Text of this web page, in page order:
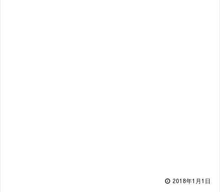
2018年1月1日